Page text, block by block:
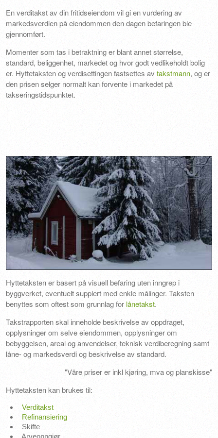
En verditakst av din fritidseiendom vil gi en vurdering av
markedsverdien på eiendommen den dagen befaringen ble
gjennomført.
Momenter som tas i betraktning er blant annet størrelse,
standard, beliggenhet, markedet og hvor godt vedlikeholdt bolig
er. Hyttetaksten og verdisettingen fastsettes av takstmann, og er
den prisen selger normalt kan forvente i markedet på
takseringstidspunktet.
Hyttetaksten er basert på visuell befaring uten inngrep i
byggverket, eventuelt supplert med enkle målinger. Taksten
benyttes som oftest som grunnlag for lånetakst.
Takstrapporten skal inneholde beskrivelse av oppdraget,
opplysninger om selve eiendommen, opplysninger om
bebyggelsen, areal og anvendelser, teknisk verdiberegning samt
låne- og markedsverdi og beskrivelse av standard.
"Våre priser er inkl kjøring, mva og planskisse"
Hyttetaksten kan brukes til:
Verditakst
Refinansiering
Skifte
Arveoppgjør